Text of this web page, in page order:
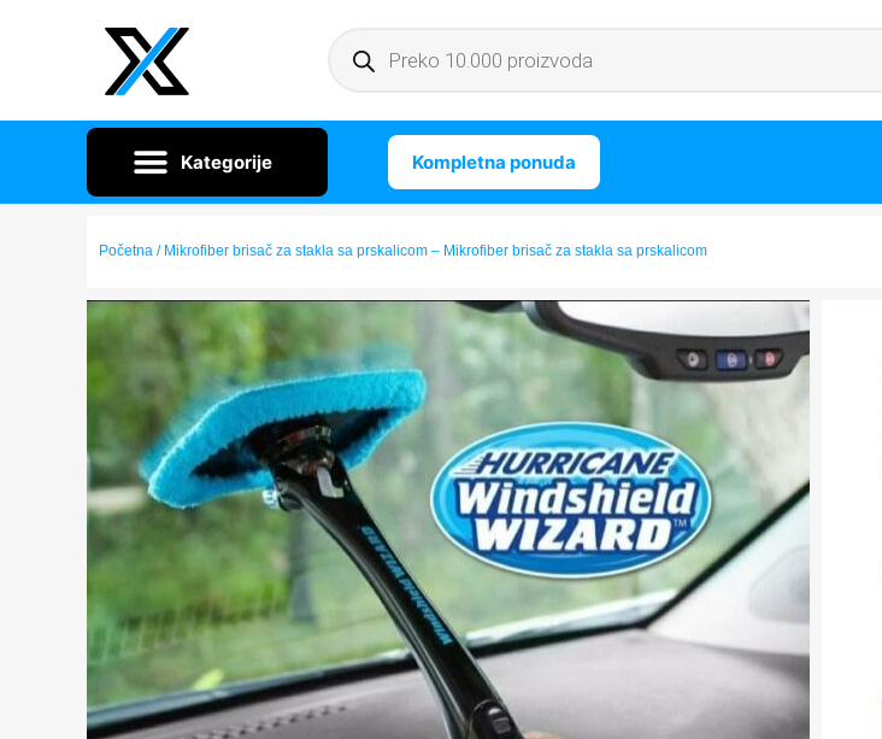
Kompletna ponuda
Početna / Mikrofiber brisač za stakla sa prskalicom – Mikrofiber brisač za stakla sa prskalicom